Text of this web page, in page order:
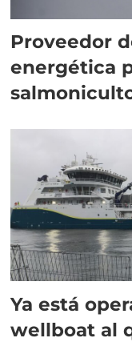
Proveedor
energética
Ya está
wellboat al